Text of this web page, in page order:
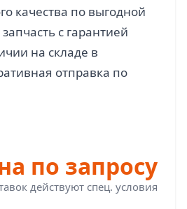
качества по выгодной
с гарантией
на складе в
отправка по
по запросу
действуют спец. условия